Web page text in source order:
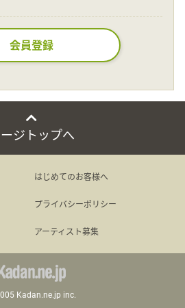
会員登録
ジトップへ
はじめてのお客様へ
プライバシーポリシー
アーティスト募集
Kadan.ne.jp inc.